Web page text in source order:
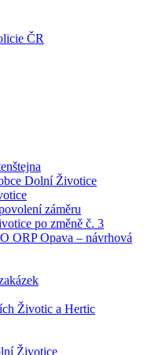
ČR
Dolní Životice
záměru
po změně č. 3
ORP Opava – návrhová
Životic a Hertic
Životice